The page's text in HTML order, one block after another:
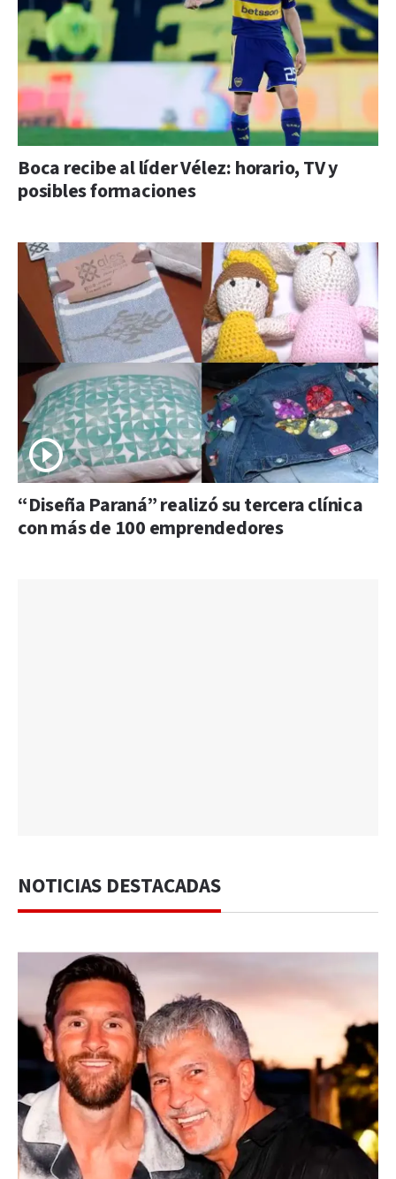
Boca recibe al líder Vélez: horario, TV y
posibles formaciones
“Diseña Paraná” realizó su tercera clínica
con más de 100 emprendedores
NOTICIAS DESTACADAS